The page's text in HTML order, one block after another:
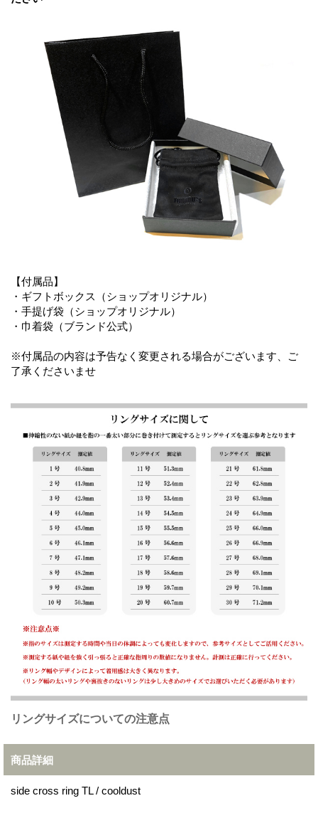
【付属品】
・ギフトボックス（ショップオリジナル）
・手提げ袋（ショップオリジナル）
・巾着袋（ブランド公式）
※付属品の内容は予告なく変更される場合がございます、ご
了承くださいませ
リングサイズについての注意点
商品詳細
side cross ring TL / cooldust